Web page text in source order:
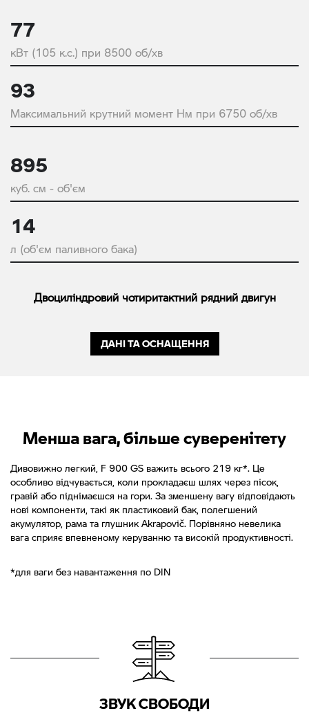
77
кВт (105 к.с.) при 8500 об/хв
93
Максимальний крутний момент Нм при 6750 об/хв
895
куб. см - об'єм
14
л (об'єм паливного бака)
Двоциліндровий чотиритактний рядний двигун
ДАНІ ТА ОСНАЩЕННЯ
Менша вага, більше суверенітету
Дивовижно легкий, F 900 GS важить всього 219 кг*. Це
особливо відчувається, коли прокладаєш шлях через пісок,
гравій або піднімаєшся на гори. За зменшену вагу відповідають
нові компоненти, такі як пластиковий бак, полегшений
акумулятор, рама та глушник Akrapovič. Порівняно невелика
вага сприяє впевненому керуванню та високій продуктивності.
*для ваги без навантаження по DIN
ЗВУК СВОБОДИ